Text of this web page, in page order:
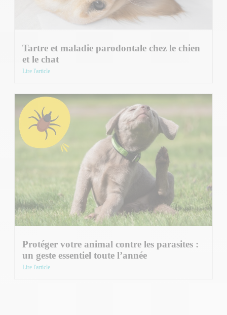
Tartre et maladie parodontale chez le chien
et le chat
Lire l'article
Protéger votre animal contre les parasites :
un geste essentiel toute l’année
Lire l'article